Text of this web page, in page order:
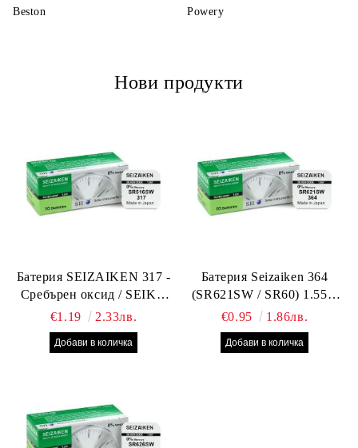
Beston Powery
Нови продукти
Батерия SEIZAIKEN 317 -
Сребърен оксид / SEIKO
SR516SW / SR62 – 1.55V –
Оригинална от Япония
€1.19 2.33лв.
Батерия Seizaiken 364
(SR621SW / SR60) 1.55V
Silver Oxide – оригинална
Seiko батерия за часовник
€0.95 1.86лв.